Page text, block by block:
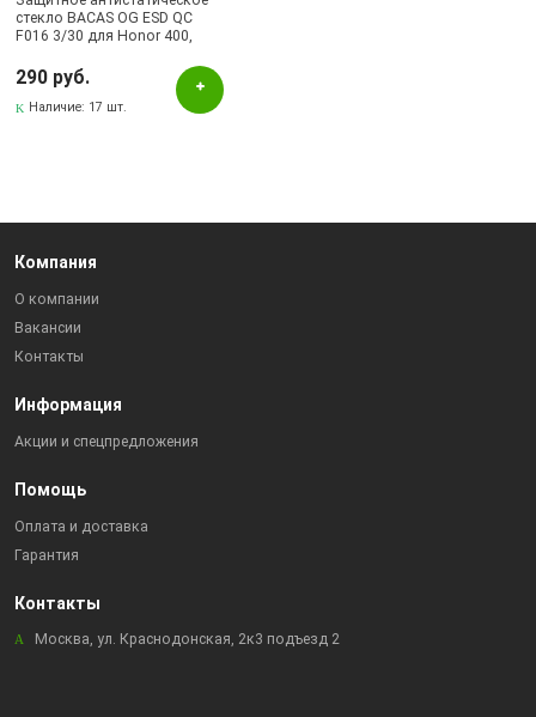
Bacas
стекло BACAS OG ESD QC
F016 3/30 для Honor 400,
цвет окантовки черный
290 руб.
Наличие: 17 шт.
Компания
О компании
Вакансии
Контакты
Информация
Акции и спецпредложения
Помощь
Оплата и доставка
Гарантия
Контакты
Москва, ул. Краснодонская, 2к3 подъезд 2